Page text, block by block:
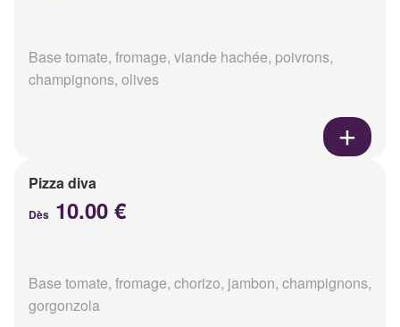
Base tomate, fromage, viande hachée, poivrons,
champignons, olives
Pizza diva
Dès 10.00 €
Base tomate, fromage, chorizo, jambon, champignons,
gorgonzola